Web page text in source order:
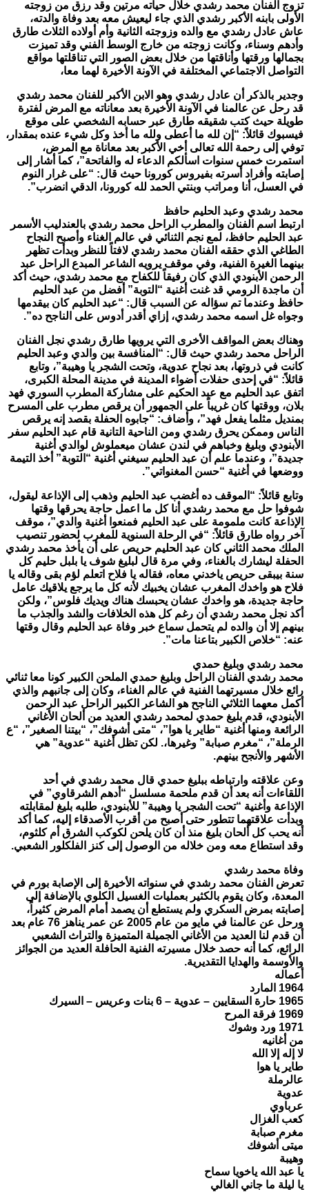
تزوج الفنان محمد رشدي خلال حياته مرتين وقد رزق من زوجته
الأولى بابنه الأكبر رشدي الذي جاء ليعيش معه بعد وفاة والدته،
عاش عادل رشدي مع والده وزوجته الثانية وأم أولاده الثلاث طارق
وأدهم وسناء، وكانت زوجته من خارج الوسط الفني وقد تميزت
بجمالها ورقتها وأناقتها من خلال بعض الصور التي تناقلتها مواقع
التواصل الاجتماعي المختلفة في الآونة الأخيرة لهما معا،
وجدير بالذكر أن عادل رشدي وهو الابن الأكبر للفنان محمد رشدي
قد رحل عن عالمنا في الآونة الأخيرة بعد معاناته مع المرض لفترة
طويلة حيث كتب شقيقه طارق عبر حسابه الشخصي على موقع
فيسبوك قائلاً: “إن لله ما أعطى ولله ما أخذ وكل شيء عنده بمقدار،
توفي إلى رحمة الله تعالى أخي الأكبر بعد معاناة مع المرض،
استمرت خمس سنوات اسألكم الدعاء له والفاتحة”، كما أشار إلى
إصابته وأفراد أسرته بفيروس كورونا حيث قال: “على غرار النوم
في العسل، أنا ومراتب وبنتي الحمد لله كورونا، الدقي انضرب”.
محمد رشدي وعبد الحليم حافظ
ارتبط اسم الفنان والمطرب الراحل محمد رشدي بالعندليب الأسمر
عبد الحليم حافظ، لمع نجم الثنائي في عالم الغناء وأصبح النجاح
الطاغي الذي حققه الفنان محمد رشدي لافتاً للنظر وبدأت تظهر
بينهما الغيرة الفنية، وفي موقف يرويه الشاعر المبدع الراحل عبد
الرحمن الأبنودي الذي كان رفيقاً للكفاح مع محمد رشدي، حيث أكد
أن ماجدة الرومي قد غنت أغنية “التوبة” أفضل من عبد الحليم
حافظ وعندما تم سؤاله عن السبب قال: “عبد الحليم كان بيقدمها
وجواه غل اسمه محمد رشدي، إزاي أقدر أدوس على الناجح ده”.
وهناك بعض المواقف الأخرى التي يرويها طارق رشدي نجل الفنان
الراحل محمد رشدي حيث قال: “المنافسة بين والدي وعبد الحليم
كانت في ذروتها، بعد نجاح عدوية، وتحت الشجر يا وهيبة”، وتابع
قائلاً: “في إحدى حفلات أضواء المدينة في مدينة المحلة الكبرى،
اتفق عبد الحليم مع عبد الحكيم على مشاركة المطرب السوري فهد
بلان، ووقتها كان غريباً على الجمهور أن يرقص مطرب على المسرح
بمنديل مثلما يفعل فهد”، وأضاف: “جابوه الحفلة بقصد إنه يرقص
الناس وممكن يحرق رشدي ومن الناحية التانية قام عبد الحليم سفر
الأبنودي وبليغ وخباهم في لندن عشان ميعملوش لوالدي أغنية
جديدة”، وعندما علم أن عبد الحليم سيغني أغنية “التوبة” أخذ التيمة
ووضعها في أغنية “حسن المغنواتي”.
وتابع قائلاً: “الموقف ده أغضب عبد الحليم وذهب إلى الإذاعة ليقول،
شوفوا حل مع محمد رشدي أنا كل ما اعمل حاجة يحرقها وقتها
الإذاعة كانت ملمومة على عبد الحليم فمنعوا أغنية والدي”، موقف
آخر رواه طارق قائلاً: “في الرحلة السنوية للمغرب لحضور تنصيب
الملك محمد الثاني كان عبد الحليم حريص على أن يأخذ محمد رشدي
الحفلة ليشارك بالغناء، وفي مرة قال لبليغ شوف يا بلبل حليم كل
سنة بيبقى حريص ياخدني معاه، فقاله يا فلاح اتعلم لؤم بقى وقاله يا
فلاح هو واخدك المغرب عشان يخبيك لأنه كل ما يرجع يلاقيك عامل
حاجة جديدة، هو واخدك عشان يحبسك هناك ويديك فلوس”، ولكن
أكد نجل محمد رشدي أن رغم كل هذه الخلافات والشد والجذب ما
بينهم إلا أن والده لم يتحمل سماع خبر وفاة عبد الحليم وقال وقتها
عنه: “خلاص الكبير بتاعنا مات”.
محمد رشدي وبليغ حمدي
محمد رشدي الفنان الراحل وبليغ حمدي الملحن الكبير كونا معا ثنائي
رائع خلال مسيرتهما الفنية في عالم الغناء، وكان إلى جانبهم والذي
أكمل معهما الثلاثي الناجح هو الشاعر الكبير الراحل عبد الرحمن
الأبنودي، قدم بليغ حمدي لمحمد رشدي العديد من ألحان الأغاني
الرائعة ومنها أغنية “طاير يا هوا”، “متى أشوفك”، “بيتنا الصغير”، “ع
الرملة”، “مغرم صبابة” وغيرها،. لكن تظل أغنية “عدوية” هي
الأشهر والأنجح بينهم.
وعن علاقته وارتباطه ببليغ حمدي قال محمد رشدي في أحد
اللقاءات أنه بعد أن قدم ملحمة مسلسل “أدهم الشرقاوي” في
الإذاعة وأغنية “تحت الشجر يا وهيبة” للأبنودي، طلبه بليغ لمقابلته
وبدأت علاقتهما تتطور حتى أصبح من أقرب الأصدقاء إليه، كما أكد
أنه يحب كل ألحان بليغ منذ أن كان يلحن لكوكب الشرق أم كلثوم،
وقد استطاع معه ومن خلاله من الوصول إلى كنز الفلكلور الشعبي.
وفاة محمد رشدي
تعرض الفنان محمد رشدي في سنواته الأخيرة إلى الإصابة بورم في
المعدة، وكان يقوم بالكثير بعمليات الغسيل الكلوي بالإضافة إلى
إصابته بمرض السكري ولم يستطع أن يصمد أمام المرض كثيراً،
ورحل عن عالمنا في مايو من عام 2005 عن عمر يناهز 76 عام بعد
أن قدم لنا العديد من الأغاني الجميلة المتميزة والتراث الشعبي
الرائع، كما أنه حصد خلال مسيرته الفنية الحافلة العديد من الجوائز
والأوسمة والهدايا التقديرية.
أعماله
1964 المارد
1965 حارة السقايين – عدوية – 6 بنات وعريس – السيرك
1969 فرقة المرح
1971 ورد وشوك
من أغانيه
لا إله إلا الله
طاير يا هوا
عالرملة
عدوية
عرباوي
كعب الغزال
مغرم صبابة
ميتى أشوفك
وهيبة
يا عبد الله ياخويا سماح
يا ليلة ما جاني الغالي